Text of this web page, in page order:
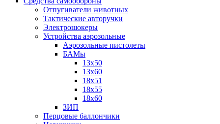
Отпугиватели животных
Тактические авторучки
Электрошокеры
Устройства аэрозольные
Аэрозольные пистолеты
БАМы
13х50
13х60
18х51
18х55
18х60
ЗИП
Перцовые баллончики